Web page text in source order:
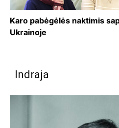
Karo pabėgėlės naktimis
Ukrainoje
Indraja